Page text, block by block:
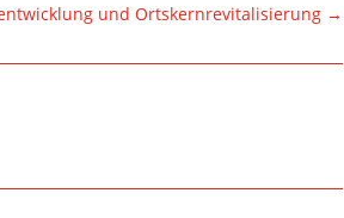
und Ortskernrevitalisierung →